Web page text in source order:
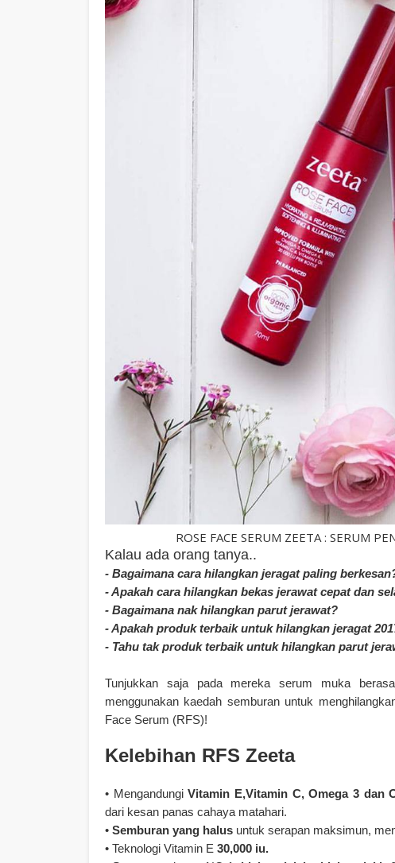
ROSE FACE SERUM ZEETA : SERUM
Kalau ada orang tanya..
- Bagaimana cara hilangkan jeragat paling
- Apakah cara hilangkan bekas jerawat cepat dan
- Bagaimana nak hilangkan parut jerawat?
- Apakah produk terbaik untuk hilangkan jeragat
- Tahu tak produk terbaik untuk hilangkan parut
Tunjukkan saja pada mereka serum muka
menggunakan kaedah semburan untuk
Face Serum (RFS)!
Kelebihan RFS Zeeta
• MengandungiVitamin E,Vitamin C, Omega 3 dan
dari kesan panas cahaya matahari.
• Semburan yang halus untuk serapan maksimun,
• Teknologi Vitamin E 30,000 iu.